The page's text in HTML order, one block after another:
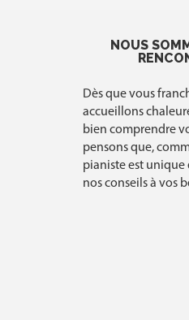
NOUS
Dès que vous
accueillons
bien comprendre
pensons que,
pianiste est unique
nos conseils à vos